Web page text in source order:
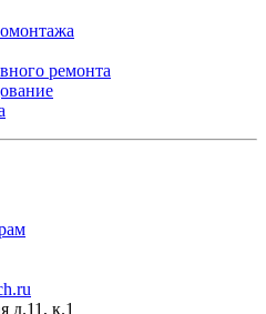
ремонта
д.11, к.1